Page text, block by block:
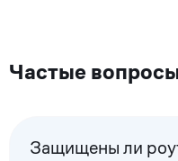
Частые
Защищены ли